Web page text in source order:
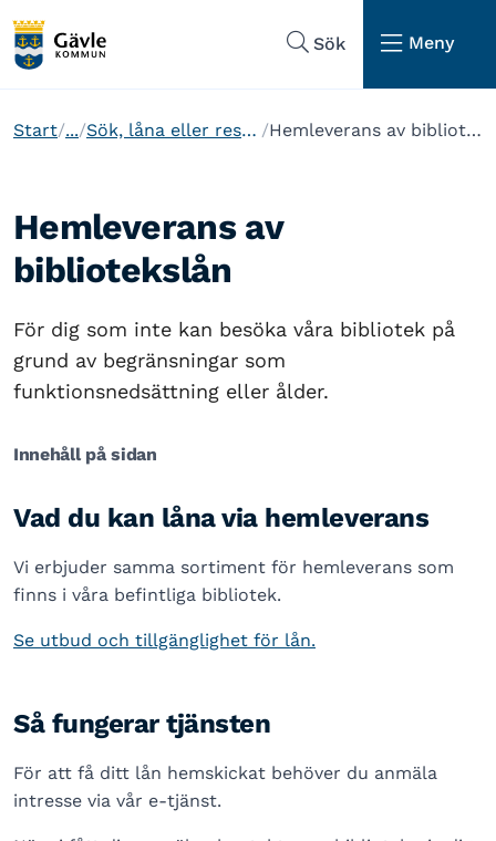
Sök
Meny
Start ... Sök, låna eller reservera Hemleverans av bibliotekslån
Hemleverans av
bibliotekslån
För dig som inte kan besöka våra bibliotek på
grund av begränsningar som
funktionsnedsättning eller ålder.
Innehåll på sidan
Vad du kan låna via hemleverans
Vi erbjuder samma sortiment för hemleverans som
finns i våra befintliga bibliotek.
Se utbud och tillgänglighet för lån.
Så fungerar tjänsten
För att få ditt lån hemskickat behöver du anmäla
intresse via vår e-tjänst.